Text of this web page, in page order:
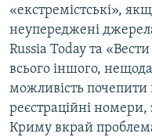
«екстремістські»,
неупереджені
Russia Today та
всього іншого,
можливість почепити
реєстраційні
Криму вкрай